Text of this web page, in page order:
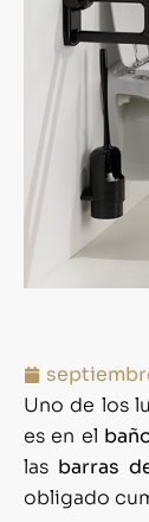
Uno de los
es en el
las barras
obligado